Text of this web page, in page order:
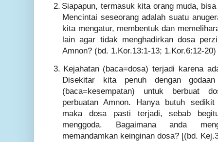
2. Siapapun, termasuk kita orang muda,
Mencintai seseorang adalah suatu
kita mengatur, membentuk dan
lain agar tidak menghadirkan dosa
Amnon? (bd. 1.Kor.13:1-13; 1.Kor.6:12-20)
3. Kejahatan (baca=dosa) terjadi karena
Disekitar kita penuh dengan
(baca=kesempatan) untuk berbuat
perbuatan Amnon. Hanya butuh
maka dosa pasti terjadi, sebab
menggoda. Bagaimana anda
memandamkan keinginan dosa? [(bd.